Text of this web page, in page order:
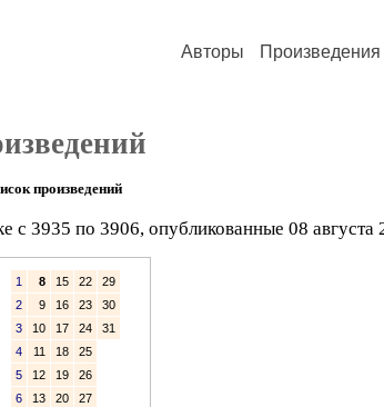
Авторы Произведения
произведений
с 3935 по 3906, опубликованные 08 августа
1 8 15 22
29
2
9 16 23
30
3
10 17 24
31
4
11 18
25
5
12 19
26
6
13 20
27